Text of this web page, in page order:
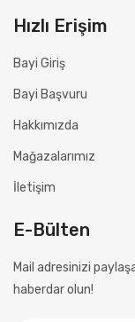
Hızlı Erişim
Bayi Giriş
Bayi Başvuru
Hakkımızda
Mağazalarımız
İletişim
E-Bülten
Mail adresinizi
haberdar olun!